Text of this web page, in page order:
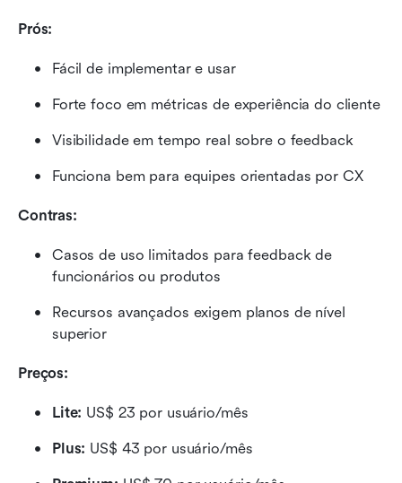
Prós:
Fácil de implementar e usar
Forte foco em métricas de experiência do cliente
Visibilidade em tempo real sobre o feedback
Funciona bem para equipes orientadas por CX
Contras:
Casos de uso limitados para feedback de
funcionários ou produtos
Recursos avançados exigem planos de nível
superior
Preços:
Lite: US$ 23 por usuário/mês
Plus: US$ 43 por usuário/mês